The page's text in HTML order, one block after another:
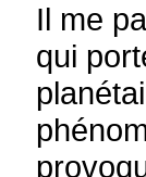
Il me
qui